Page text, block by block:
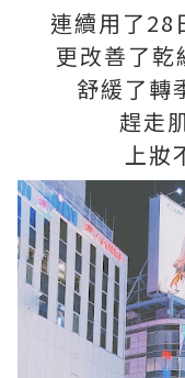
連續用了28
更改善了乾
舒緩了轉
趕走
上妝